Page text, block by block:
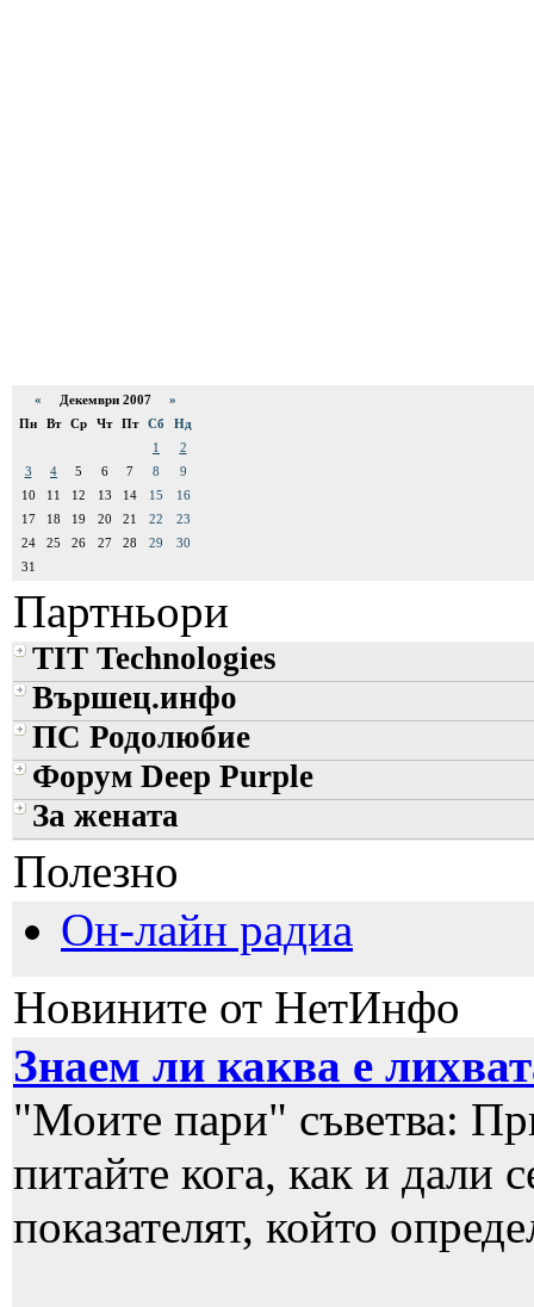
« Декември 2007 »
Пн
Вт Ср Чт Пт Сб
Нд
1
2
3
4 5 6 7 8
9
10
11 12 13 14 15
16
17
18 19 20 21 22
23
24
25 26 27 28 29
30
31
Партньори
TIT Technologies
Вършец.инфо
ПС Родолюбие
Форум Deep Purple
За жената
Полезно
Он-лайн радиа
Новините от НетИнфо
Знаем ли каква е
"Моите пари" съветва:
питайте кога, как и дали
показателят, който